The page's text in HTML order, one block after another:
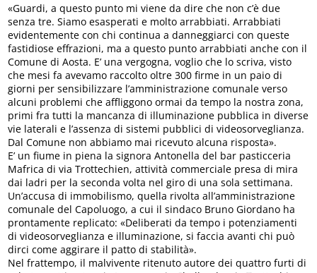
«Guardi, a questo punto mi viene da dire che non c’è due
senza tre. Siamo esasperati e molto arrabbiati. Arrabbiati
evidentemente con chi continua a danneggiarci con queste
fastidiose effrazioni, ma a questo punto arrabbiati anche con il
Comune di Aosta. E’ una vergogna, voglio che lo scriva, visto
che mesi fa avevamo raccolto oltre 300 firme in un paio di
giorni per sensibilizzare l’amministrazione comunale verso
alcuni problemi che affliggono ormai da tempo la nostra zona,
primi fra tutti la mancanza di illuminazione pubblica in diverse
vie laterali e l’assenza di sistemi pubblici di videosorveglianza.
Dal Comune non abbiamo mai ricevuto alcuna risposta».
E’ un fiume in piena la signora Antonella del bar pasticceria
Mafrica di via Trottechien, attività commerciale presa di mira
dai ladri per la seconda volta nel giro di una sola settimana.
Un’accusa di immobilismo, quella rivolta all’amministrazione
comunale del Capoluogo, a cui il sindaco Bruno Giordano ha
prontamente replicato: «Deliberati da tempo i potenziamenti
di videosorveglianza e illuminazione, si faccia avanti chi può
dirci come aggirare il patto di stabilità».
Nel frattempo, il malvivente ritenuto autore dei quattro furti di